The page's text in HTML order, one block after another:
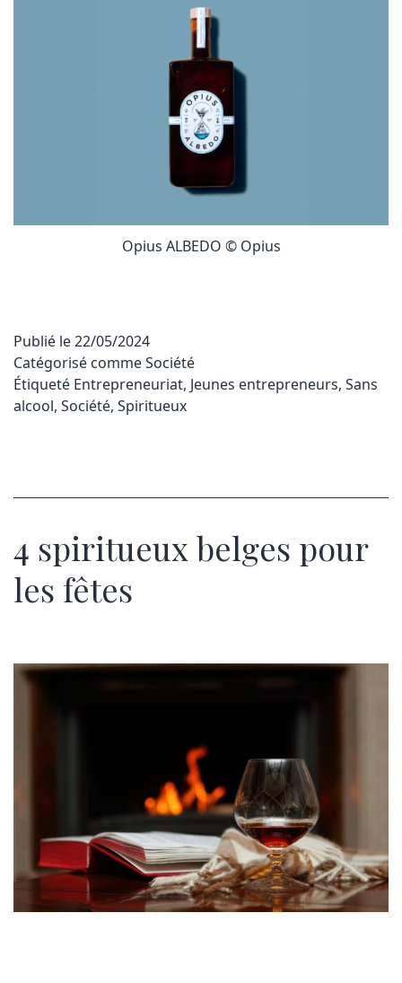
Opius ALBEDO © Opius
Publié le22/05/2024
Catégorisé commeSociété
Étiqueté Entrepreneuriat, Jeunes entrepreneurs, Sans
alcool, Société, Spiritueux
4 spiritueux belges pour
les fêtes